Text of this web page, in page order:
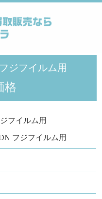
ジフイルム用
格
フジフイルム用